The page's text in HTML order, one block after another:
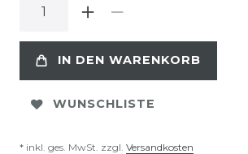
IN DEN WARENKORB
WUNSCHLISTE
* inkl. ges. MwSt. zzgl. Versandkosten